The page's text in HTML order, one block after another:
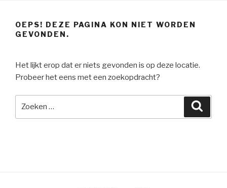
OEPS! DEZE PAGINA KON NIET WORDEN
GEVONDEN.
Het lijkt erop dat er niets gevonden is op deze locatie.
Probeer het eens met een zoekopdracht?